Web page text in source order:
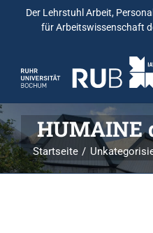
Der Lehrstuhl Arbeit,
für Arbeitswissenschaft
HUMAINE
Startseite